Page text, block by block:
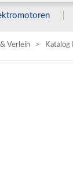
Verleih > Katalog